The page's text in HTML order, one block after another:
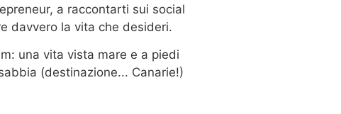
a raccontarti sui social
davvero la vita che desideri.
una vita vista mare e a piedi
(destinazione... Canarie!)